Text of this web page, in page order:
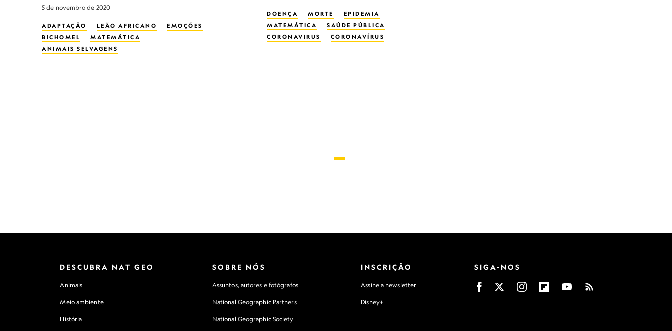
5 de novembro de 2020
ADAPTAÇÃO LEÃO AFRICANO
EMOÇÕES
BICHOMEL
MATEMÁTICA
ANIMAIS SELVAGENS
DOENÇA MORTE
EPIDEMIA
MATEMÁTICA
SAÚDE PÚBLICA
CORONAVIRUS
CORONAVÍRUS
DESCUBRA NAT GEO
Animais
Meio ambiente
História
SOBRE NÓS
Assuntos, autores e fotógrafos
National Geographic Partners
National Geographic Society
INSCRIÇÃO
Assine a newsletter
Disney+
SIGA-NOS